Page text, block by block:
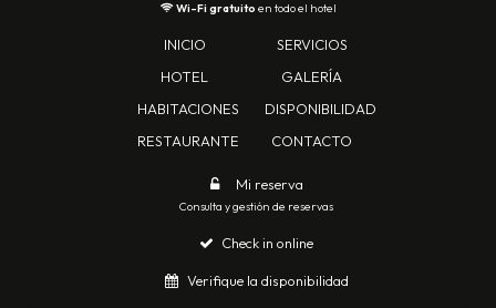
Wi-Fi gratuito en todo el hotel
INICIO
HOTEL
HABITACIONES
RESTAURANTE
SERVICIOS
GALERÍA
DISPONIBILIDAD
CONTACTO
Mi reserva
Consulta y gestión de reservas
Check in online
Verifique la disponibilidad